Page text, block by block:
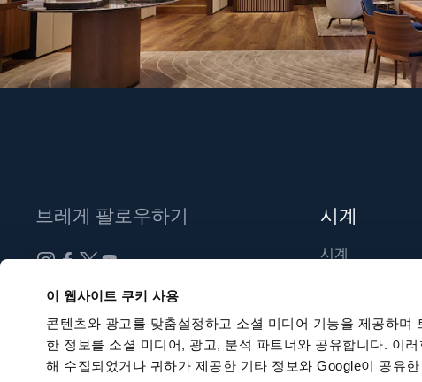
이 웹사이트 쿠키 사용
콘텐츠와 광고를 맞춤설정하고 소셜 미디어 기능을 제공하
한 정보를 소셜 미디어, 광고, 분석 파트너와 공유합니다. 이
해 수집되었거나 귀하가 제공한 기타 정보와 Google이 공유
브레게 팔로우하기
뉴스레터 구독하기
시계
시계
부티크 찾기